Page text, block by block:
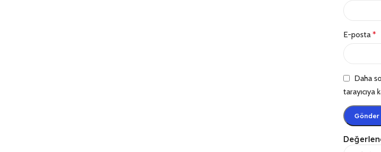
E-posta *
Daha
tarayıcıya